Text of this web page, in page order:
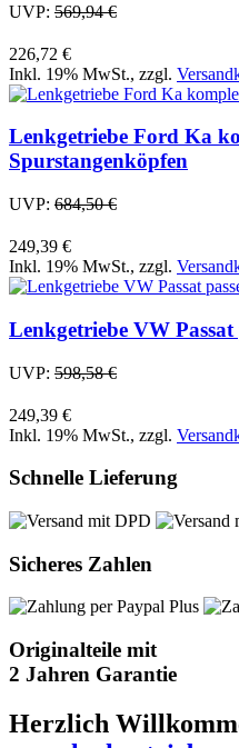
UVP: 569,94 €
226,72 €
Inkl. 19% MwSt., zzgl.
Lenkgetriebe Ford Ka
Spurstangenköpfen
UVP: 684,50 €
249,39 €
Inkl. 19% MwSt., zzgl.
Lenkgetriebe VW
UVP: 598,58 €
249,39 €
Inkl. 19% MwSt., zzgl.
Schnelle Lieferung
Sicheres Zahlen
Originalteile mit
2 Jahren Garantie
Herzlich